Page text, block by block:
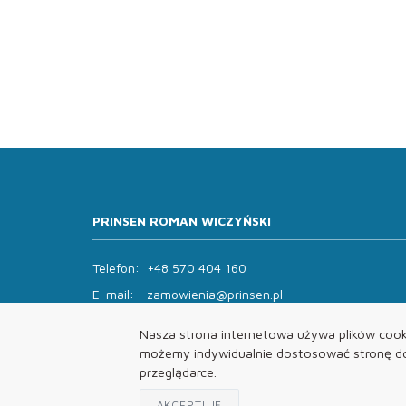
Nasza strona internetowa używa plików
możemy indywidualnie dostosować stronę
przeglądarce.
PRINSEN ROMAN WICZYŃSKI
Telefon:
+48 570 404 160
E-mail:
zamowienia@prinsen.pl
Pon - Pt: 8:00 - 14:00 Sob: zamknięte